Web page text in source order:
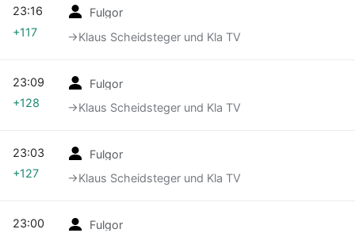
Fulgor
→‎Klaus Scheidsteger und Kla TV
23:16
+117
Fulgor
→‎Klaus Scheidsteger und Kla TV
23:09
+128
Fulgor
→‎Klaus Scheidsteger und Kla TV
23:03
+127
Fulgor
23:00